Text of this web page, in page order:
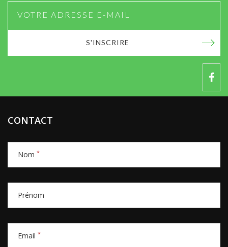
S'INSCRIRE
CONTACT
Nom *
Prénom
Email *